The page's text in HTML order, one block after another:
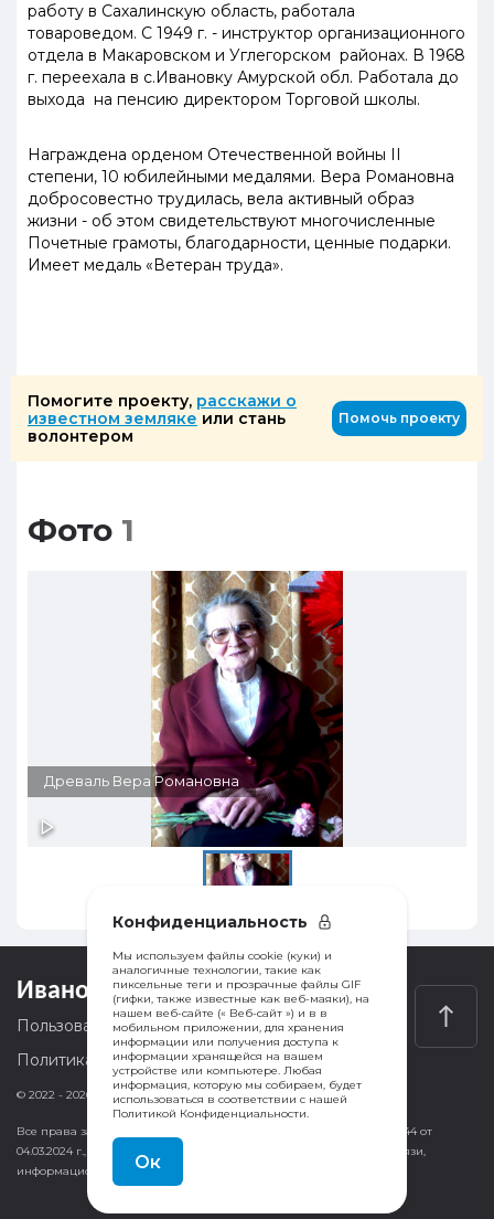
работу в Сахалинскую область, работала
товароведом. С 1949 г. - инструктор организационного
отдела в Макаровском и Углегорском районах. В 1968
г. переехала в с.Ивановку Амурской обл. Работала до
выхода на пенсию директором Торговой школы.
Награждена орденом Отечественной войны II
степени, 10 юбилейными медалями. Вера Романовна
добросовестно трудилась, вела активный образ
жизни - об этом свидетельствуют многочисленные
Почетные грамоты, благодарности, ценные подарки.
Имеет медаль «Ветеран труда».
Помогите проекту, расскажи о
известном земляке или стань
волонтером
Помочь проекту
Фото 1
Древаль Вера Романовна
© 2022 - 2026
Все права защищены. Запись о регистрации СМИ ЭЛ № ФС77-86844 от
04.03.2024 г., выдано Федеральной службой по надзору в сфере связи,
информационных технологий и массовых коммуникаций.
Ивановка.инфо
Пользовательское соглашение
Политика конфиденциальности
Конфиденциальность
Мы используем файлы cookie (куки) и
аналогичные технологии, такие как
пиксельные теги и прозрачные файлы GIF
(гифки, также известные как веб-маяки), на
нашем веб-сайте (« Веб-сайт ») и в в
мобильном приложении, для хранения
информации или получения доступа к
информации хранящейся на вашем
устройстве или компьютере. Любая
информация, которую мы собираем, будет
использоваться в соответствии с нашей
Политикой Конфиденциальности.
Ок